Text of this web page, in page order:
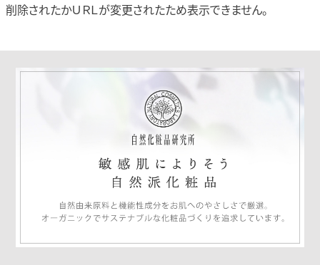
削除されたかＵＲＬが変更されたため表示できません。